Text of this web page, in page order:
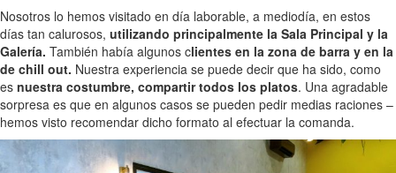
Nosotros lo hemos visitado en día laborable, a mediodía, en estos
días tan calurosos, utilizando principalmente la Sala Principal y la
Galería. También había algunos clientes en la zona de barra y en la
de chill out. Nuestra experiencia se puede decir que ha sido, como
es nuestra costumbre, compartir todos los platos. Una agradable
sorpresa es que en algunos casos se pueden pedir medias raciones –
hemos visto recomendar dicho formato al efectuar la comanda.